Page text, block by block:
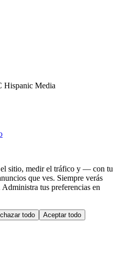
Media
el sitio, medir el tráfico y — con tu
que ves. Siempre verás
tus preferencias en
todo Aceptar todo